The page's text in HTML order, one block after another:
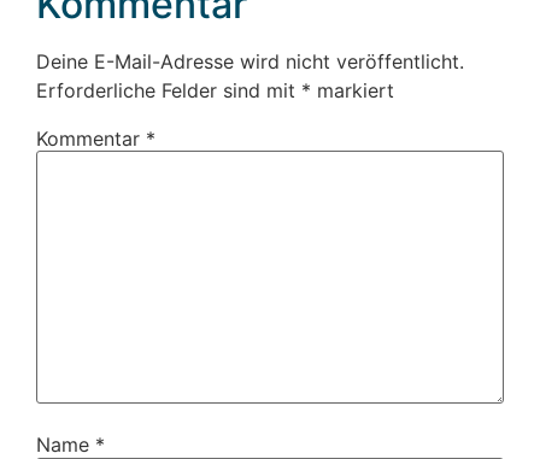
Deine E-Mail-Adresse wird nicht veröffentlicht.
Erforderliche Felder sind mit * markiert
Kommentar *
Name *